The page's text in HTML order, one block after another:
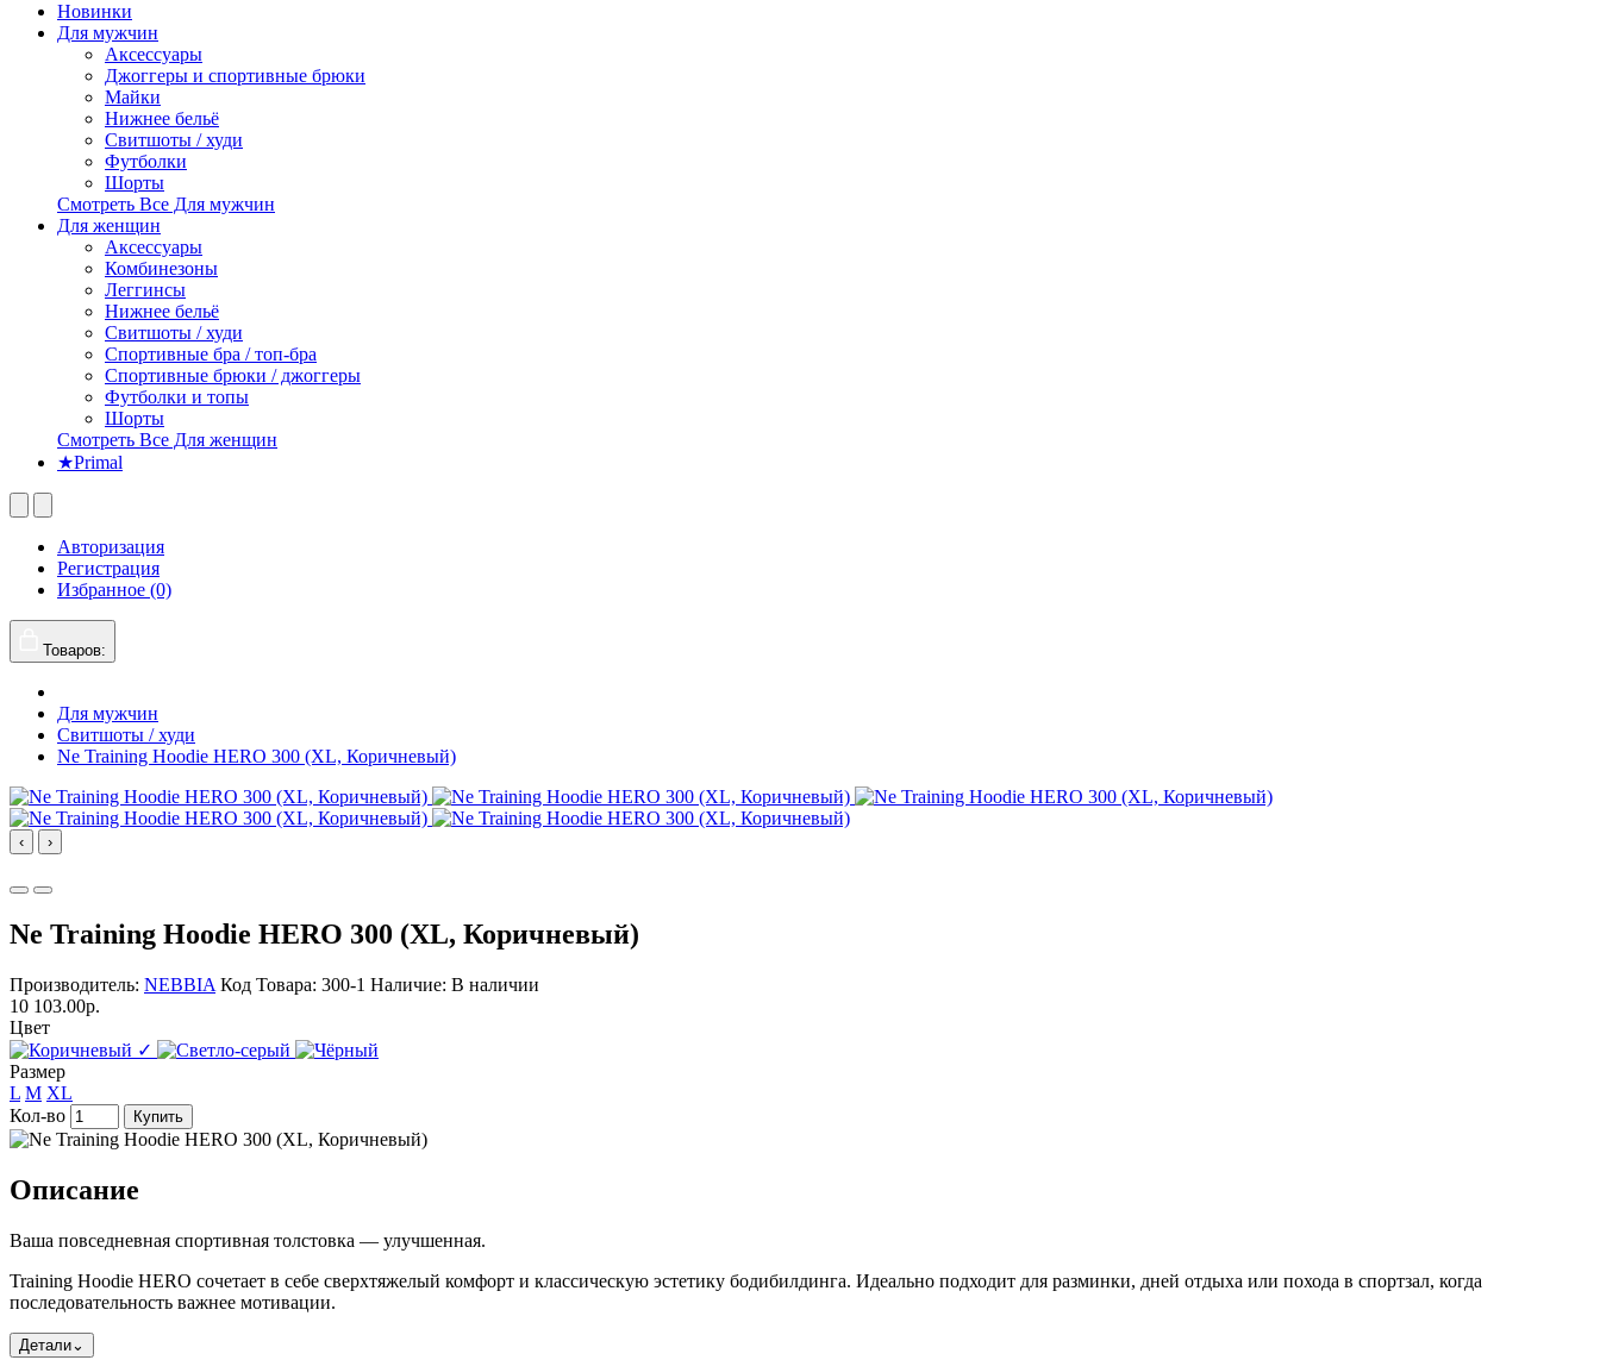
Новинки
Для мужчин
Аксессуары
Джоггеры и спортивные брюки
Майки
Нижнее бельё
Свитшоты / худи
Футболки
Шорты
Смотреть Все Для мужчин
Для женщин
Аксессуары
Комбинезоны
Леггинсы
Нижнее бельё
Свитшоты / худи
Спортивные бра / топ-бра
Спортивные брюки / джоггеры
Футболки и топы
Шорты
Смотреть Все Для женщин
★Primal
Авторизация
Регистрация
Избранное (0)
Товаров:
Для мужчин
Свитшоты / худи
Ne Training Hoodie HERO 300 (XL, Коричневый)
‹ ›
Ne Training Hoodie HERO 300 (XL, Коричневый)
Производитель: NEBBIA Код Товара: 300-1 Наличие: В наличии
10 103.00р.
Цвет
✓
Размер
L M XL
Кол-во
Купить
Описание
Ваша повседневная спортивная толстовка — улучшенная.
Training Hoodie HERO сочетает в себе сверхтяжелый комфорт и классическую эстетику бодибилдинга. Идеально подходит для разминки, дней отдыха или похода в спортзал, когда
последовательность важнее мотивации.
Детали⌄